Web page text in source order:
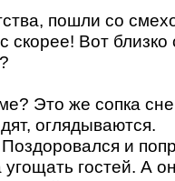
пошли со
скорее! Вот
Это же сопка
оглядываются.
и
гостей. А